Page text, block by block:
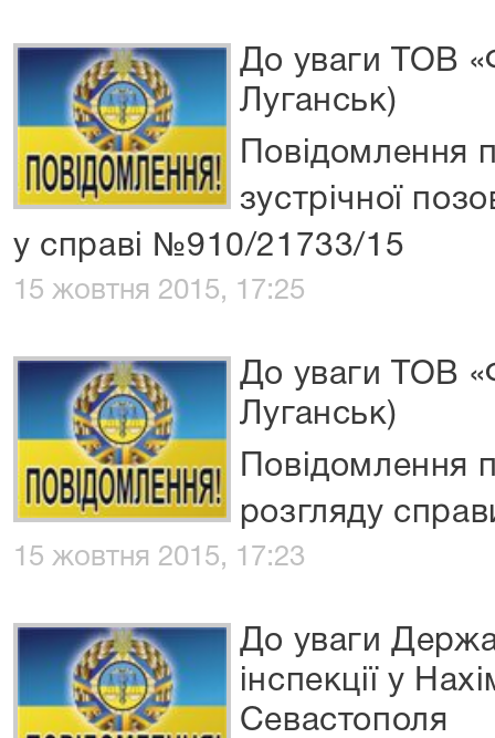
До уваги ТОВ
Луганськ)
Повідомлення
зустрічної
у справі №910/21733/15
15 жовтня 2015, 17:25
До уваги ТОВ
Луганськ)
Повідомлення
розгляду
15 жовтня 2015, 17:23
До уваги
інспекції у
Севастополя